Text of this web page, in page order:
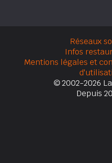
Réseaux
Infos
Mentions légales et
© 2002-2026
Depuis